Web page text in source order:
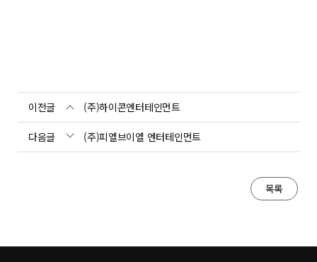
이전글 (주)하이콘엔터테인먼트
다음글 (주)피엘브이엘 엔터테인먼트
목록